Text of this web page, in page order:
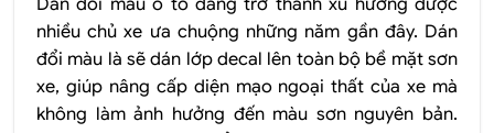
nhiều chủ xe ưa chuộng những năm gần đây. Dán
đổi màu là sẽ dán lớp decal lên toàn bộ bề mặt sơn
xe, giúp nâng cấp diện mạo ngoại thất của xe mà
không làm ảnh hưởng đến màu sơn nguyên bản.